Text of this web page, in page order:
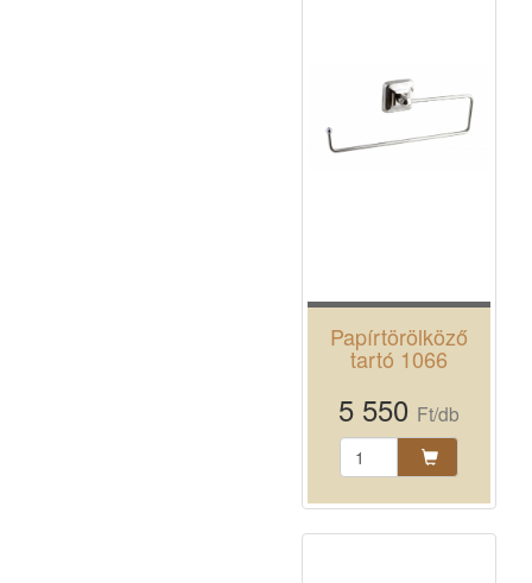
Papírtörölköző
tartó 1066
5 550 Ft/db